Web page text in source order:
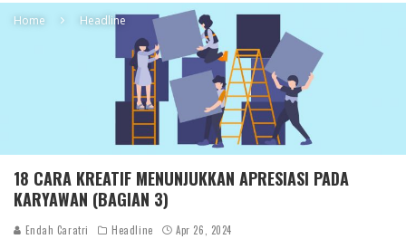
Home Headline
18 CARA KREATIF MENUNJUKKAN APRESIASI PADA
KARYAWAN (BAGIAN 3)
Endah Caratri Headline Apr 26, 2024